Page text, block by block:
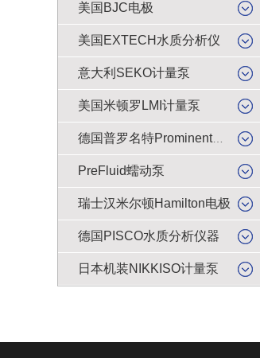
美国BJC电极
美国EXTECH水质分析仪
意大利SEKO计量泵
美国米顿罗LMI计量泵
德国普罗名特Prominent计量泵
PreFluid蠕动泵
瑞士汉米尔顿Hamilton电极
德国PISCO水质分析仪器
日本机装NIKKISO计量泵